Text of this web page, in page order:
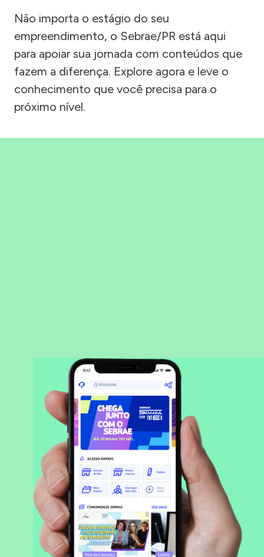
Não importa o estágio do seu
empreendimento, o Sebrae/PR está aqui
para apoiar sua jornada com conteúdos que
fazem a diferença. Explore agora e leve o
conhecimento que você precisa para o
próximo nível.